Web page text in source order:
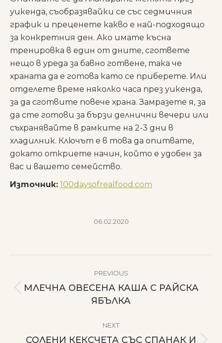
уикенда, съобразявайки се със седмичния
график и преценете какво е най-подходящо
за конкретния ден. Ако имате късна
тренировка в един от дните, сгответе
нещо в уреда за бавно готвене, така че
храната да е готова като се приберете. Или
отделете време няколко часа през уикенда,
за да сготвите повече храна. Замразете я, за
да сте готови за бързи делнични вечери или
съхранявайте в рамките на 2-3 дни в
хладилник. Ключът е в това да опитвате,
докато откриете начин, който е удобен за
вас и вашето семейство.
Източник: 100daysofrealfood.com
06.02.2020
NAVIGATIONPREVIOUS
Previous
post:
МЛЕЧНА ОВЕСЕНА КАША С РАЙСКА
ЯБЪЛКА
NEXT
СОЛЕНИ КЕКСЧЕТА СЪС СПАНАК И